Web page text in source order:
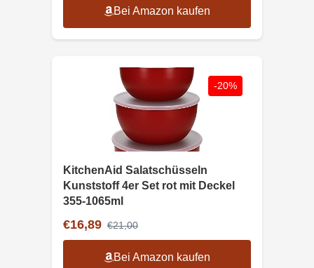
Bei Amazon kaufen
-20%
KitchenAid Salatschüsseln
Kunststoff 4er Set rot mit Deckel
355-1065ml
€16,89 €21,00
Bei Amazon kaufen